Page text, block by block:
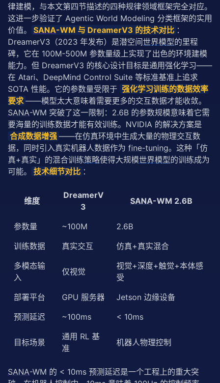
律建模，与本文第四节描述的四种规律领域框架完全对应。
这进一步验证了 Agentic World Modeling 分类框架的实用
价值。
SANA-WM 与 DreamerV3 的技术对比 ：
DreamerV3（2023 年发布）是潜空间世界模型的里程
碑，它在 100M-500M 参数量级上实现了出色的环境建模
能力。但 DreamerV3 的核心设计目标是通用强化学习——
在 Atari、DeepMind Control Suite 等标准基准上追求
SOTA 性能。它的参数量受限于 强化学习训练的数据效率
要求 ——模型太大意味着需要更多的交互数据才能收敛。
SANA-WM 突破了这一限制：2.6B 的参数规模意味着它需
合成数据增强 ——在仿真环境中生成大量的物理交互数
据，同时引入真实机器人数据作为 fine-tuning。这种「仿
真+真实」的混合训练策略使得大规模世界模型的训练成为
可能。
技术细节对比 ：
维度
DreamerV
3
SANA-WM 2.6B
参数量 ~100M
2.6B
训练数据
真实交互
仿真+真实混合
多模态输
入
仅视觉
视觉+深度+触觉+本体感
受
部署平台
GPU 服务器
Jetson 边缘设备
预测延迟
~100ms < 10ms
目标场景
通用 RL 基
准
机器人物理控制
SANA-WM 的 < 10ms 预测延迟是一个工程上的重大突